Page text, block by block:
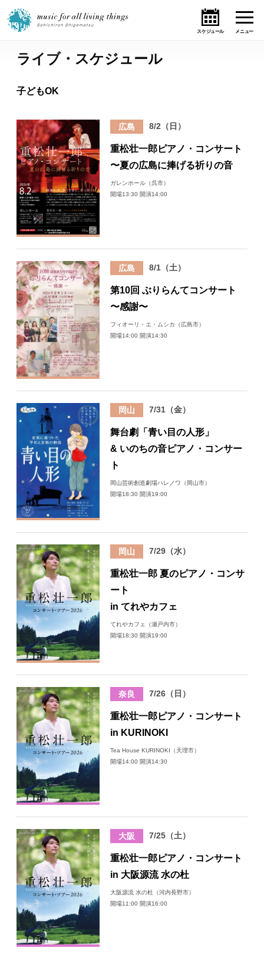
ホーム
ニュース
テーマ
ライブ・スケジュール
作品
オンライン・ショップ
ギャラリー
日々のレポート
Specials
プロフィール
お問い合わせ
ライブ・スケジュール
子どもOK
広島 8/2（日）
重松壮一郎ピアノ・コンサート
〜夏の広島に捧げる祈りの音
ガレンホール（呉市）
開場13:30 開演14:00
広島 8/1（土）
第10回 ぶりらんてコンサート
〜感謝〜
フィオーリ・エ・ムシカ（広島市）
開場14:00 開演14:30
岡山 7/31（金）
舞台劇「青い目の人形」
& いのちの音ピアノ・コンサー
ト
岡山芸術創造劇場ハレノワ（岡山市）
開場18:30 開演19:00
岡山 7/29（水）
重松壮一郎 夏のピアノ・コンサ
ート
in てれやカフェ
てれやカフェ（瀬戸内市）
開場18:30 開演19:00
奈良 7/26（日）
重松壮一郎ピアノ・コンサート
in KURINOKI
Tea House KURINOKI（天理市）
開場14:00 開演14:30
大阪 7/25（土）
重松壮一郎ピアノ・コンサート
in 大阪源流 水の杜
大阪源流 水の杜（河内長野市）
開場11:00 開演16:00